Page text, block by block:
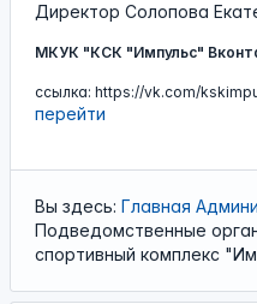
Директор Солопова
МКУК "КСК "Импульс"
ссылка: https://vk.com/
перейти
Вы здесь: Главная
Подведомственные
спортивный комплекс